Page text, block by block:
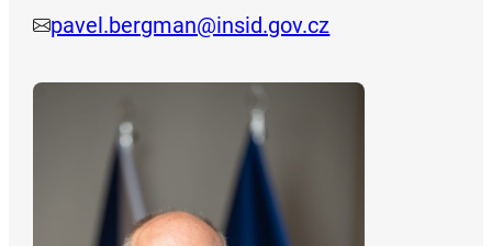
pavel.bergman@insid.gov.cz